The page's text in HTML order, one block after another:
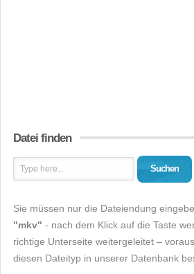
Datei finden
Suchen
Sie müssen nur die Dateiendung
"mkv" - nach dem Klick auf die Taste
richtige Unterseite weitergeleitet –
diesen Dateityp in unserer Datenbank